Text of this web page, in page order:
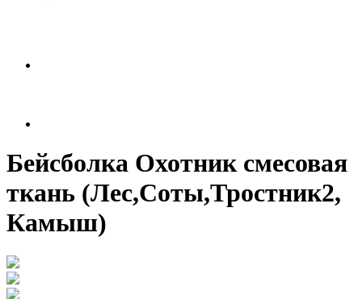
Бейсболка Охотник смесовая
ткань (Лес,Соты,Тростник2,
Камыш)